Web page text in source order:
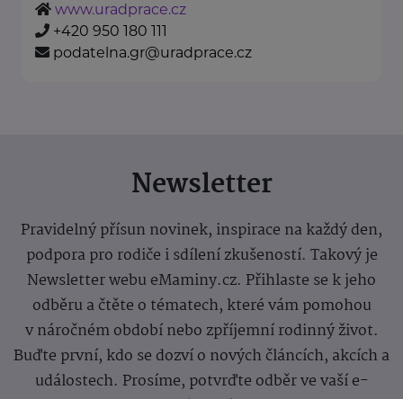
www.uradprace.cz
+420 950 180 111
podatelna.gr@uradprace.cz
Newsletter
Pravidelný přísun novinek, inspirace na každý den,
podpora pro rodiče i sdílení zkušeností. Takový je
Newsletter webu eMaminy.cz. Přihlaste se k jeho
odběru a čtěte o tématech, které vám pomohou
v náročném období nebo zpříjemní rodinný život.
Buďte první, kdo se dozví o nových článcích, akcích a
událostech. Prosíme, potvrďte odběr ve vaší e-